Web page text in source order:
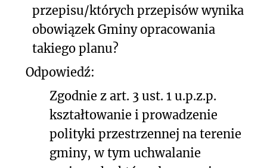
przepisu/których przepisów wynika
obowiązek Gminy opracowania
takiego planu?
Odpowiedź:
Zgodnie z art. 3 ust. 1 u.p.z.p.
kształtowanie i prowadzenie
polityki przestrzennej na terenie
gminy, w tym uchwalanie